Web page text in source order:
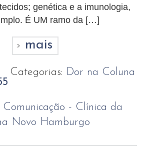
genética e a imunologia,
É UM ramo da […]
mais
Categorias: Dor na Coluna
Comunicação - Clínica da
Novo Hamburgo